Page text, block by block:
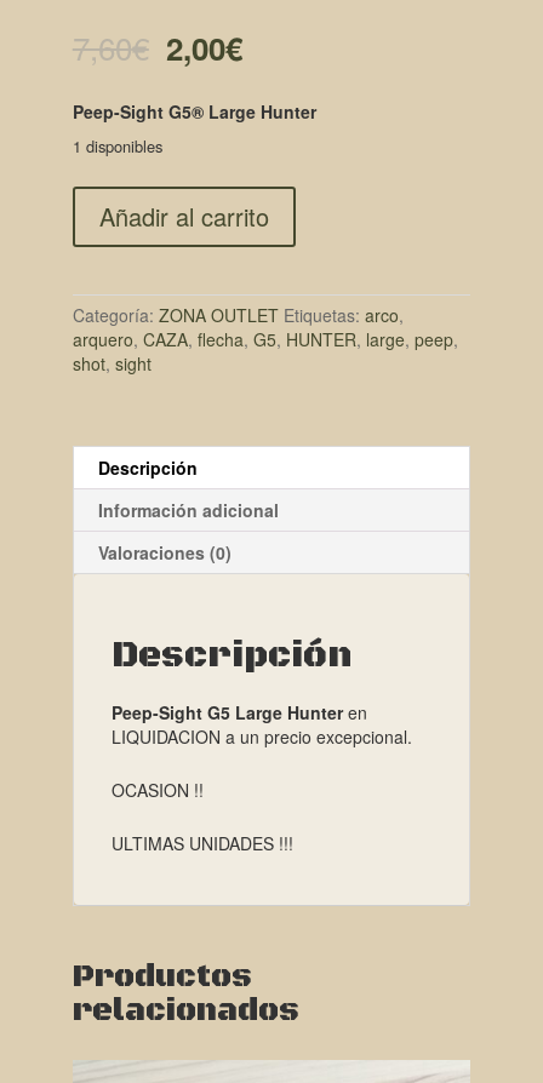
7,60€ El
original
era:
7,60€.
2,00€El
actual
es:
2,00€.
Peep-Sight G5® Large Hunter
1 disponibles
Añadir al carrito
Categoría: ZONA OUTLET Etiquetas: arco,
arquero, CAZA, flecha, G5, HUNTER, large, peep,
shot, sight
Descripción
Información adicional
Valoraciones (0)
Descripción
Peep-Sight G5 Large Hunteren
LIQUIDACION a un precio excepcional.
OCASION !!
ULTIMAS UNIDADES !!!
Productos
relacionados